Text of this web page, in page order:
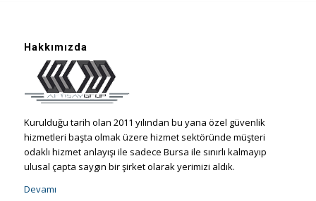
Hakkımızda
Kurulduğu tarih olan 2011 yılından bu yana özel güvenlik
hizmetleri başta olmak üzere hizmet sektöründe müşteri
odaklı hizmet anlayışı ile sadece Bursa ile sınırlı kalmayıp
ulusal çapta saygın bir şirket olarak yerimizi aldık.
Devamı